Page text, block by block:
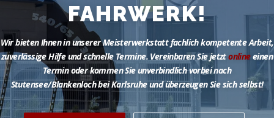
FAHRWERK!
Wir bieten Ihnen in unserer Meisterwerkstatt fachlich kompetente Arbeit,
zuverlässige Hilfe und schnelle Termine. Vereinbaren Sie jetztonlineeinen
Termin oder kommen Sie unverbindlich vorbei nach
Stutensee/Blankenloch bei Karlsruhe und überzeugen Sie sich selbst!